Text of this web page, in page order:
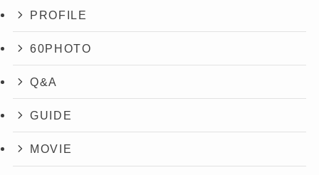
PROFILE
60PHOTO
Q&A
GUIDE
MOVIE